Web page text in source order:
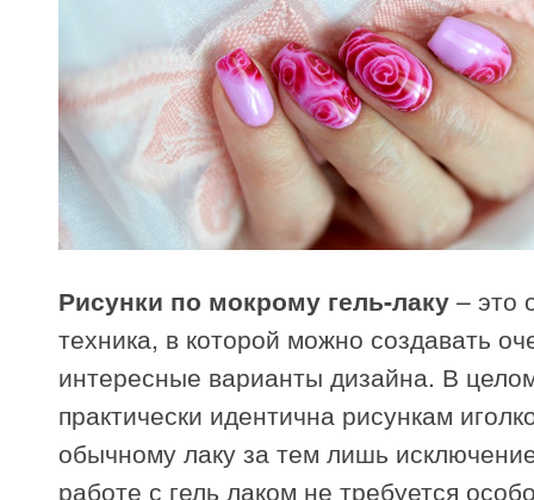
Рисунки по мокрому гель-лаку – это
техника, в которой можно создавать
интересные варианты дизайна. В
практически идентична рисункам
обычному лаку за тем лишь
работе с гель лаком не требуется